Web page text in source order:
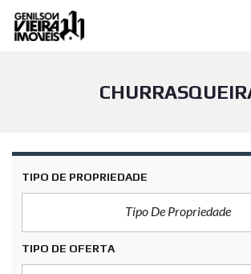
TIPO DE PROPRIEDADE
Tipo De Propriedade
TIPO DE OFERTA